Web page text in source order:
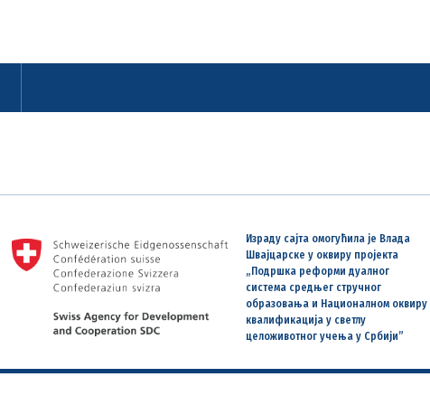
Израду сајта омогућила је Влада
Швајцарске у оквиру пројекта
„Подршка реформи дуалног
система средњег стручног
образовања и Националном оквиру
квалификација у светлу
целоживотног учења у Србији”